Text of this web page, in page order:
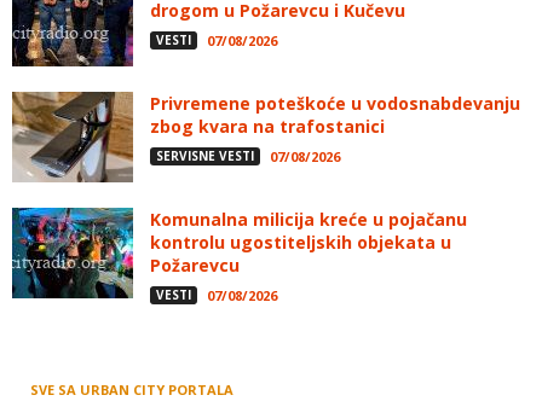
drogom u Požarevcu i Kučevu
VESTI 07/08/2026
Privremene poteškoće u vodosnabdevanju
zbog kvara na trafostanici
SERVISNE VESTI 07/08/2026
Komunalna milicija kreće u pojačanu
kontrolu ugostiteljskih objekata u
Požarevcu
VESTI 07/08/2026
SVE SA URBAN CITY PORTALA